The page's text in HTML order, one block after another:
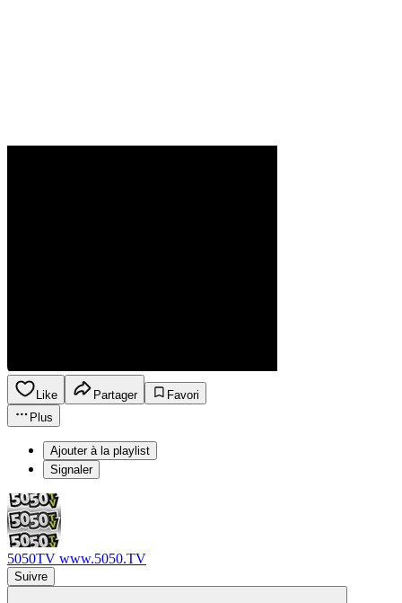
Like Partager
Favori
Plus
Ajouter à la playlist
Signaler
5050TV www.5050.TV
Suivre